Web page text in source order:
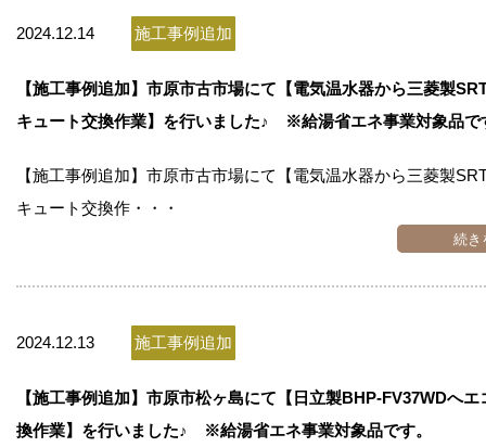
2024.12.14 施工事例追加
【施工事例追加】市原市古市場にて【電気温水器から三菱製
キュート交換作業】を行いました♪ ※給湯省エネ事業対象品で
【施工事例追加】市原市古市場にて【電気温水器から三菱製
キュート交換作・・・
続き
2024.12.13 施工事例追加
【施工事例追加】市原市松ヶ島にて【日立製BHP-FV37WDへ
換作業】を行いました♪ ※給湯省エネ事業対象品です。